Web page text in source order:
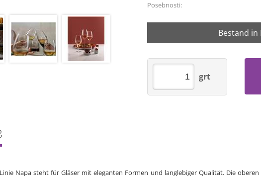
Posebnosti:
Bestand in
grt
Napa steht für Gläser mit eleganten Formen und langlebiger Qualität. Die